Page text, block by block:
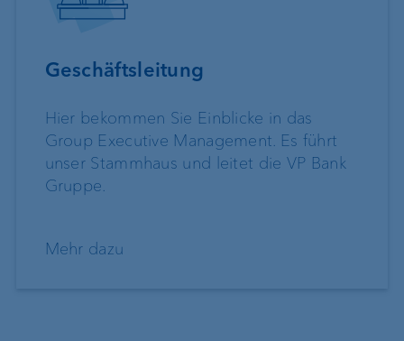
Geschäftsleitung
Hier bekommen Sie Einblicke in das
Group Executive Management. Es führt
unser Stammhaus und leitet die VP Bank
Gruppe.
Mehr dazu